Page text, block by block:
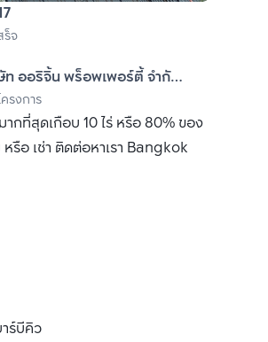
ร็จ
ท ออริจิ้น พร็อพเพอร์ตี้ จำกัด
ชน)
รงการ
กที่สุดเกือบ 10 ไร่ หรือ 80% ของ
รือ เช่า ติดต่อหาเรา Bangkok
ร์บีคิว